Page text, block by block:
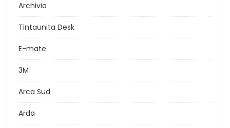
Archivia
Tintaunita Desk
E-mate
3M
Arca Sud
Arda